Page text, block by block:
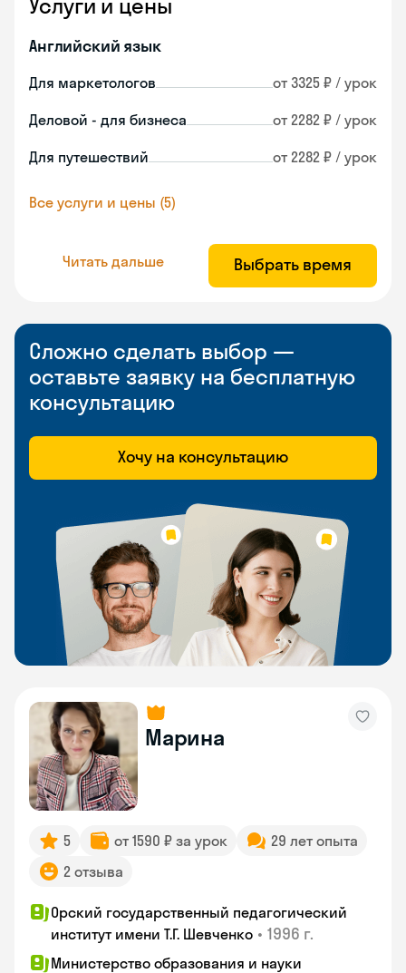
Услуги и цены
Английский язык
Для маркетологов от 3325 ₽ / урок
Деловой - для бизнеса от 2282 ₽ / урок
Для путешествий от 2282 ₽ / урок
Все услуги и цены (5)
Читать дальше Выбрать время
Сложно сделать выбор —
оставьте заявку на бесплатную
консультацию
Хочу на консультацию
Марина
5 от 1590 ₽ за урок
29 лет опыта
2 отзыва
Орский государственный педагогический
институт имени Т.Г. Шевченко • 1996 г.
Министерство образования и науки